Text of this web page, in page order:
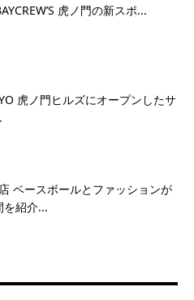
虎ノ門の新スポ...
虎ノ門ヒルズにオープンしたサ
ベースボールとファッションが
を紹介...